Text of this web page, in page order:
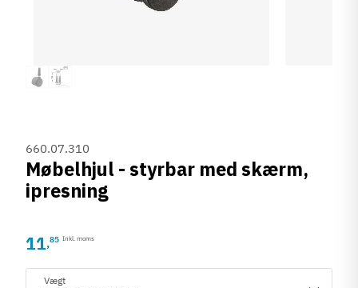
660.07.310
Møbelhjul - styrbar med skærm,
ipresning
11,85 Inkl. moms
Vægt